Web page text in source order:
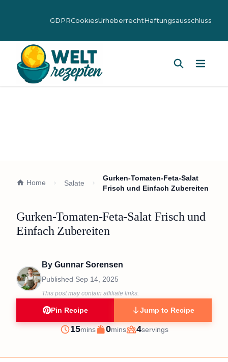
GDPRCookiesUrheberrechtHaftungsausschluss
Home Salate
Gurken-Tomaten-Feta-Salat
Frisch und Einfach Zubereiten
Gurken-Tomaten-Feta-Salat Frisch und
Einfach Zubereiten
By Gunnar Sorensen
Published Sep 14, 2025
This post may contain affiliate links.
Pin Recipe Jump to Recipe
Prep
15minutes
mins
Cook
0minutes
mins
Servings
4servings